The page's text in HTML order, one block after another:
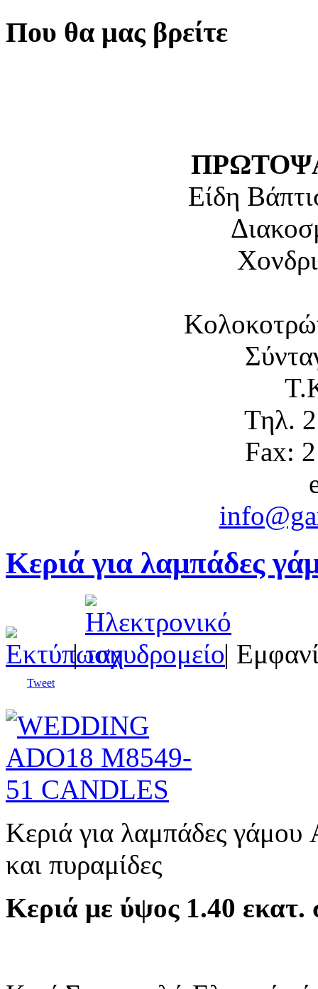
Που θα μας βρείτε
Είδη
Τηλ.
Fax:
Κεριά για λαμπάδες
| |
Tweet
Κεριά για λαμπάδες
και πυραμίδες
Κεριά με ύψος 1.40 εκατ.